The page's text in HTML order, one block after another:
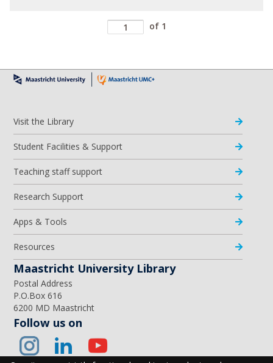
of 1
Visit the Library
Student Facilities & Support
Teaching staff support
Research Support
Apps & Tools
Resources
Maastricht University Library
Postal Address
P.O.Box 616
6200 MD Maastricht
Follow us on